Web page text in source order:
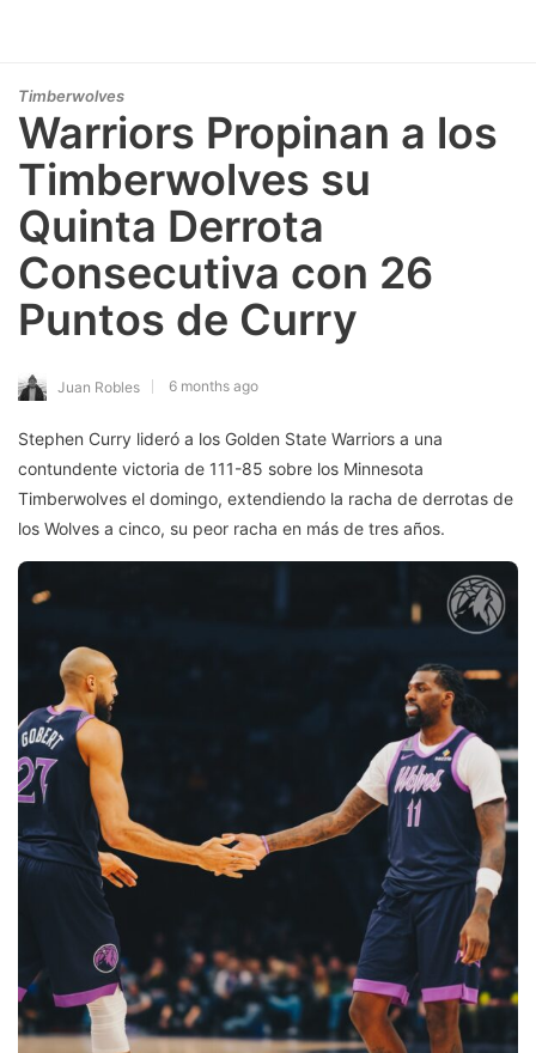
Timberwolves
Warriors Propinan a los
Timberwolves su
Quinta Derrota
Consecutiva con 26
Puntos de Curry
Juan Robles 6 months ago
Stephen Curry lideró a los Golden State Warriors a una
contundente victoria de 111-85 sobre los Minnesota
Timberwolves el domingo, extendiendo la racha de derrotas de
los Wolves a cinco, su peor racha en más de tres años.